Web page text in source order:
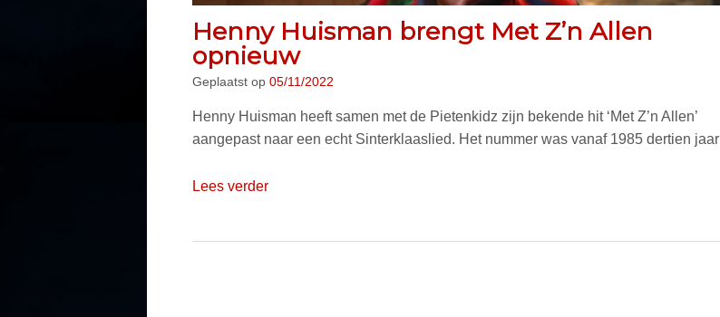
Henny Huisman brengt Met Z’n Allen
opnieuw
Geplaatst op 05/11/2022
Henny Huisman heeft samen met de Pietenkidz zijn bekende hit ‘Met Z’n Allen’
aangepast naar een echt Sinterklaaslied. Het nummer was vanaf 1985 dertien jaar
Lees verder